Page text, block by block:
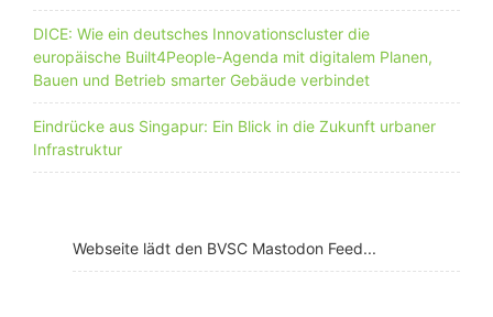
DICE: Wie ein deutsches Innovationscluster die
europäische Built4People-Agenda mit digitalem Planen,
Bauen und Betrieb smarter Gebäude verbindet
Eindrücke aus Singapur: Ein Blick in die Zukunft urbaner
Infrastruktur
Webseite lädt den BVSC Mastodon Feed...